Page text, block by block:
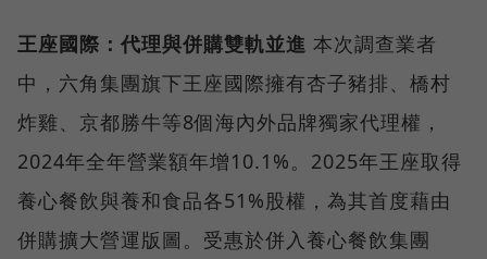
王座國際：代理與併購雙軌並進 本次調查業者
中，六角集團旗下王座國際擁有杏子豬排、橋村
炸雞、京都勝牛等8個海內外品牌獨家代理權，
2024年全年營業額年增10.1%。2025年王座取得
養心餐飲與養和食品各51%股權，為其首度藉由
併購擴大營運版圖。受惠於併入養心餐飲集團